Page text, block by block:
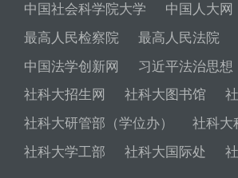
中国社会科学院大学
中国人大网
最高人民检察院
最高人民法院
中国法学创新网
习近平法治思想
社科大招生网
社科大图书馆
社科大研管部（学位办）
社科大
社科大学工部
社科大国际处